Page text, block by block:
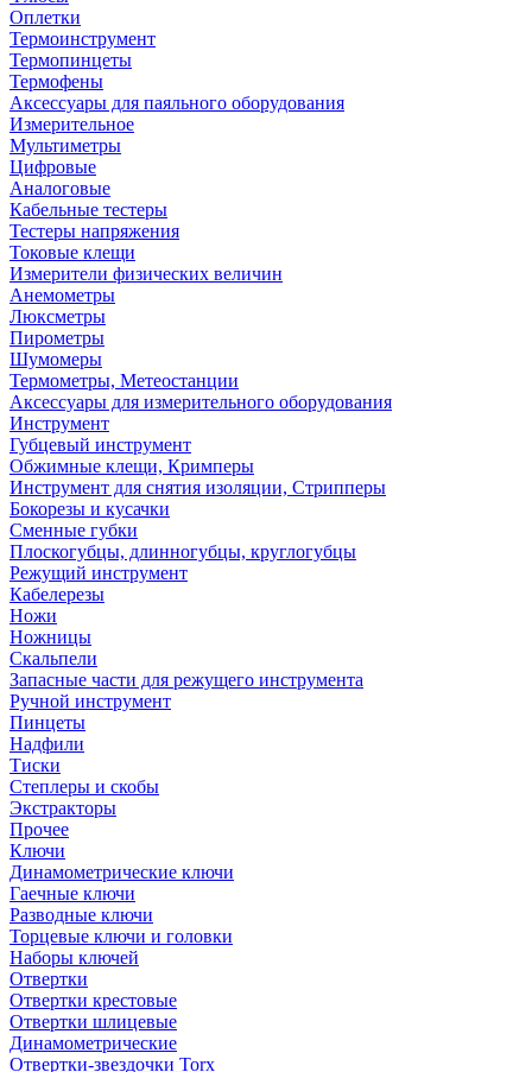
Оплетки
Термоинструмент
Термопинцеты
Термофены
Аксессуары для паяльного оборудования
Измерительное
Мультиметры
Цифровые
Аналоговые
Кабельные тестеры
Тестеры напряжения
Токовые клещи
Измерители физических величин
Анемометры
Люксметры
Пирометры
Шумомеры
Термометры, Метеостанции
Аксессуары для измерительного оборудования
Инструмент
Губцевый инструмент
Обжимные клещи, Кримперы
Инструмент для снятия изоляции, Стрипперы
Бокорезы и кусачки
Сменные губки
Плоскогубцы, длинногубцы, круглогубцы
Режущий инструмент
Кабелерезы
Ножи
Ножницы
Скальпели
Запасные части для режущего инструмента
Ручной инструмент
Пинцеты
Надфили
Тиски
Степлеры и скобы
Экстракторы
Прочее
Ключи
Динамометрические ключи
Гаечные ключи
Разводные ключи
Торцевые ключи и головки
Наборы ключей
Отвертки
Отвертки крестовые
Отвертки шлицевые
Динамометрические
Отвертки-звездочки Torx